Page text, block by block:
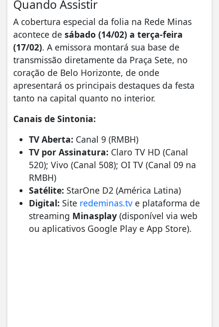
Quando Assistir
​A cobertura especial da folia na Rede Minas
acontece de sábado (14/02) a terça-feira
(17/02). A emissora montará sua base de
transmissão diretamente da Praça Sete, no
coração de Belo Horizonte, de onde
apresentará os principais destaques da festa
tanto na capital quanto no interior.
Canais de Sintonia:
TV Aberta: Canal 9 (RMBH)
TV por Assinatura: Claro TV HD (Canal
520); Vivo (Canal 508); OI TV (Canal 09 na
RMBH)
Satélite: StarOne D2 (América Latina)
Digital: Site redeminas.tv e plataforma de
streaming Minasplay (disponível via web
ou aplicativos Google Play e App Store).